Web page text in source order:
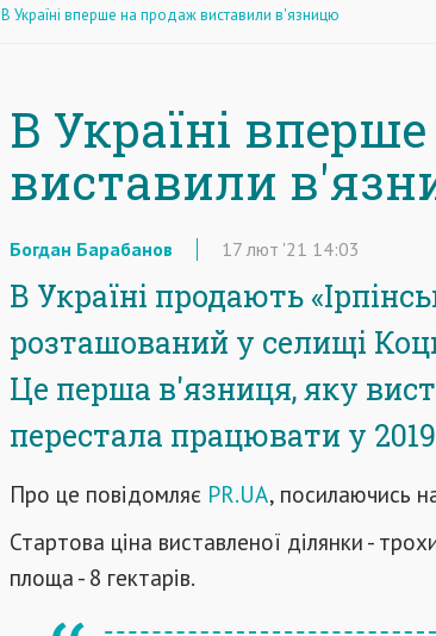
В Україні вперше на продаж виставили в'язницю
В Україні
виставили
Богдан Барабанов 17 лют '21 14:03
В Україні продають
розташований у селищі
Це перша в'язниця, яку
перестала працювати у
Про це повідомляє PR.UA, посилаючись
Стартова ціна виставленої ділянки -
площа - 8 гектарів.